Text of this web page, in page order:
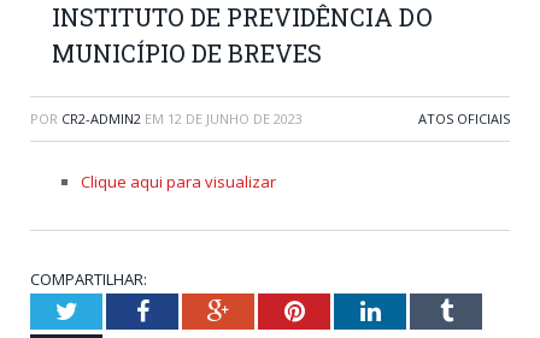
INSTITUTO DE PREVIDÊNCIA DO
MUNICÍPIO DE BREVES
POR CR2-ADMIN2 EM 12 DE JUNHO DE 2023 ATOS OFICIAIS
Clique aqui para visualizar
COMPARTILHAR:
TwitterFacebookGoogle+PinterestLinkedInTumblr